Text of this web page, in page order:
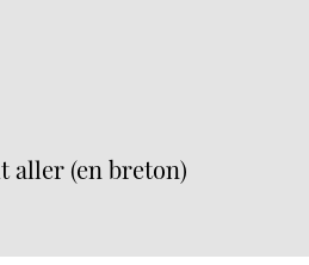
aller (en breton)